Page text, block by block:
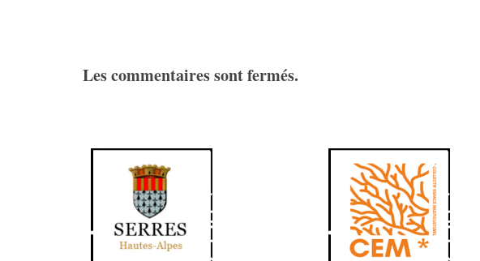
Les commentaires sont fermés.